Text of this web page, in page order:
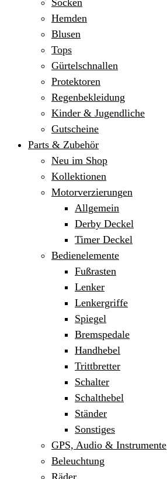
Socken
Hemden
Blusen
Tops
Gürtelschnallen
Protektoren
Regenbekleidung
Kinder & Jugendliche
Gutscheine
Parts & Zubehör
Neu im Shop
Kollektionen
Motorverzierungen
Allgemein
Derby Deckel
Timer Deckel
Bedienelemente
Fußrasten
Lenker
Lenkergriffe
Spiegel
Bremspedale
Handhebel
Trittbretter
Schalter
Schalthebel
Ständer
Sonstiges
GPS, Audio & Instrumente
Beleuchtung
Räder